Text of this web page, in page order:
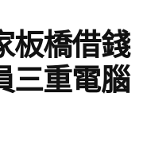
板橋借錢
三重電腦